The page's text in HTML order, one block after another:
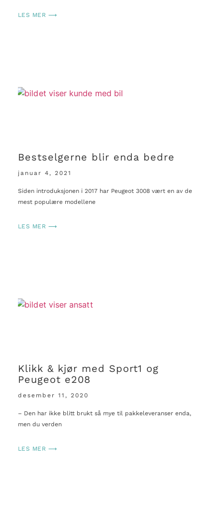
LES MER ⟶
Bestselgerne blir enda bedre
januar 4, 2021
Siden introduksjonen i 2017 har Peugeot 3008 vært en av de
mest populære modellene
LES MER ⟶
Klikk & kjør med Sport1 og
Peugeot e208
desember 11, 2020
– Den har ikke blitt brukt så mye til pakkeleveranser enda,
men du verden
LES MER ⟶